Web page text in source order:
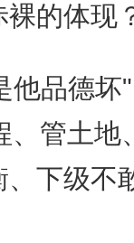
裸的体现
他品德
、管土地
、下级